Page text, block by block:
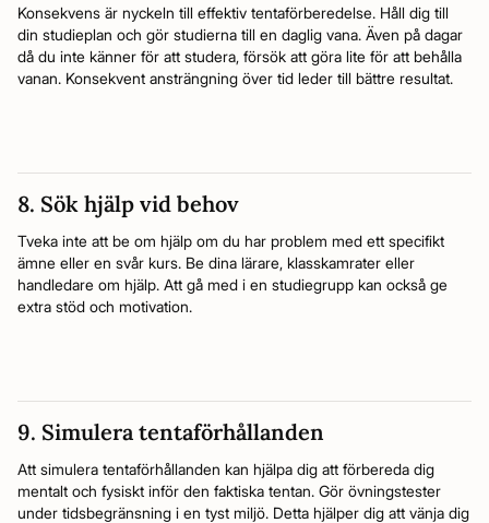
Konsekvens är nyckeln till effektiv tentaförberedelse. Håll dig till
din studieplan och gör studierna till en daglig vana. Även på dagar
då du inte känner för att studera, försök att göra lite för att behålla
vanan. Konsekvent ansträngning över tid leder till bättre resultat.
8. Sök hjälp vid behov
Tveka inte att be om hjälp om du har problem med ett specifikt
ämne eller en svår kurs. Be dina lärare, klasskamrater eller
handledare om hjälp. Att gå med i en studiegrupp kan också ge
extra stöd och motivation.
9. Simulera tentaförhållanden
Att simulera tentaförhållanden kan hjälpa dig att förbereda dig
mentalt och fysiskt inför den faktiska tentan. Gör övningstester
under tidsbegränsning i en tyst miljö. Detta hjälper dig att vänja dig